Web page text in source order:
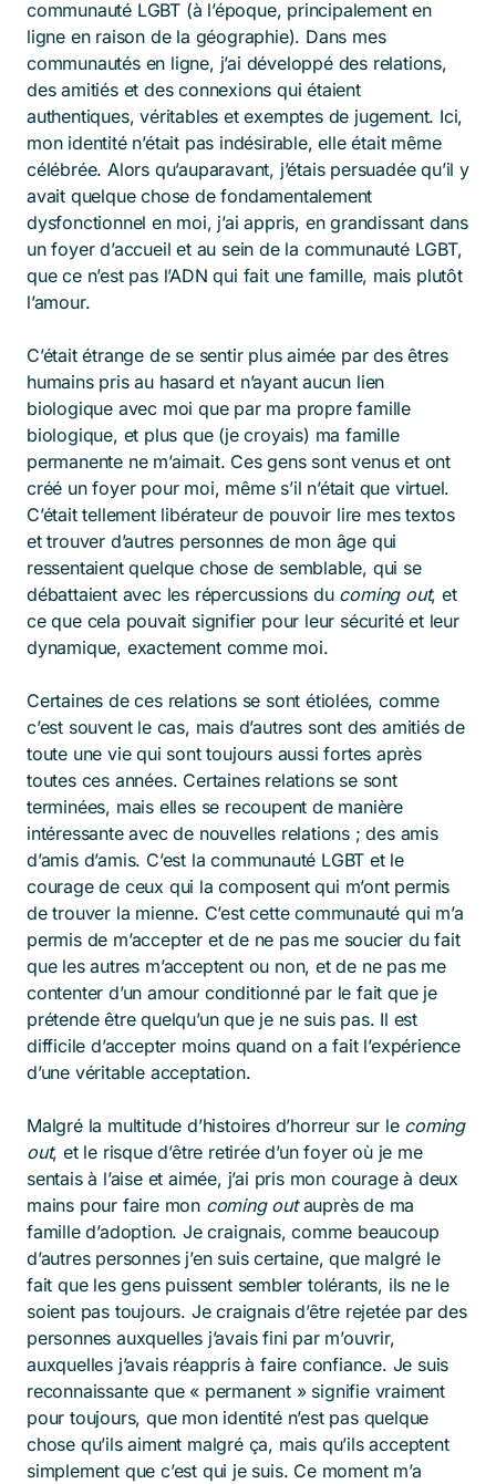
communauté LGBT (à l’époque, principalement en
ligne en raison de la géographie). Dans mes
communautés en ligne, j’ai développé des relations,
des amitiés et des connexions qui étaient
authentiques, véritables et exemptes de jugement. Ici,
mon identité n’était pas indésirable, elle était même
célébrée. Alors qu’auparavant, j’étais persuadée qu’il y
avait quelque chose de fondamentalement
dysfonctionnel en moi, j’ai appris, en grandissant dans
un foyer d’accueil et au sein de la communauté LGBT,
que ce n’est pas l’ADN qui fait une famille, mais plutôt
l’amour.
C’était étrange de se sentir plus aimée par des êtres
humains pris au hasard et n’ayant aucun lien
biologique avec moi que par ma propre famille
biologique, et plus que (je croyais) ma famille
permanente ne m’aimait. Ces gens sont venus et ont
créé un foyer pour moi, même s’il n’était que virtuel.
C’était tellement libérateur de pouvoir lire mes textos
et trouver d’autres personnes de mon âge qui
ressentaient quelque chose de semblable, qui se
débattaient avec les répercussions du coming out, et
ce que cela pouvait signifier pour leur sécurité et leur
dynamique, exactement comme moi.
Certaines de ces relations se sont étiolées, comme
c’est souvent le cas, mais d’autres sont des amitiés de
toute une vie qui sont toujours aussi fortes après
toutes ces années. Certaines relations se sont
terminées, mais elles se recoupent de manière
intéressante avec de nouvelles relations ; des amis
d’amis d’amis. C’est la communauté LGBT et le
courage de ceux qui la composent qui m’ont permis
de trouver la mienne. C’est cette communauté qui m’a
permis de m’accepter et de ne pas me soucier du fait
que les autres m’acceptent ou non, et de ne pas me
contenter d’un amour conditionné par le fait que je
prétende être quelqu’un que je ne suis pas. Il est
difficile d’accepter moins quand on a fait l’expérience
d’une véritable acceptation.
Malgré la multitude d’histoires d’horreur sur le coming
out, et le risque d’être retirée d’un foyer où je me
sentais à l’aise et aimée, j’ai pris mon courage à deux
mains pour faire mon coming outauprès de ma
famille d’adoption. Je craignais, comme beaucoup
d’autres personnes j’en suis certaine, que malgré le
fait que les gens puissent sembler tolérants, ils ne le
soient pas toujours. Je craignais d’être rejetée par des
personnes auxquelles j’avais fini par m’ouvrir,
auxquelles j’avais réappris à faire confiance. Je suis
reconnaissante que « permanent » signifie vraiment
pour toujours, que mon identité n’est pas quelque
chose qu’ils aiment malgré ça, mais qu’ils acceptent
simplement que c’est qui je suis. Ce moment m’a